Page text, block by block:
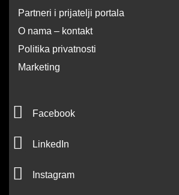
Partneri i prijatelji portala
O nama – kontakt
Politika privatnosti
Marketing
F
c
e
b
Facebook
L
n
LinkedIn
I
Instagram